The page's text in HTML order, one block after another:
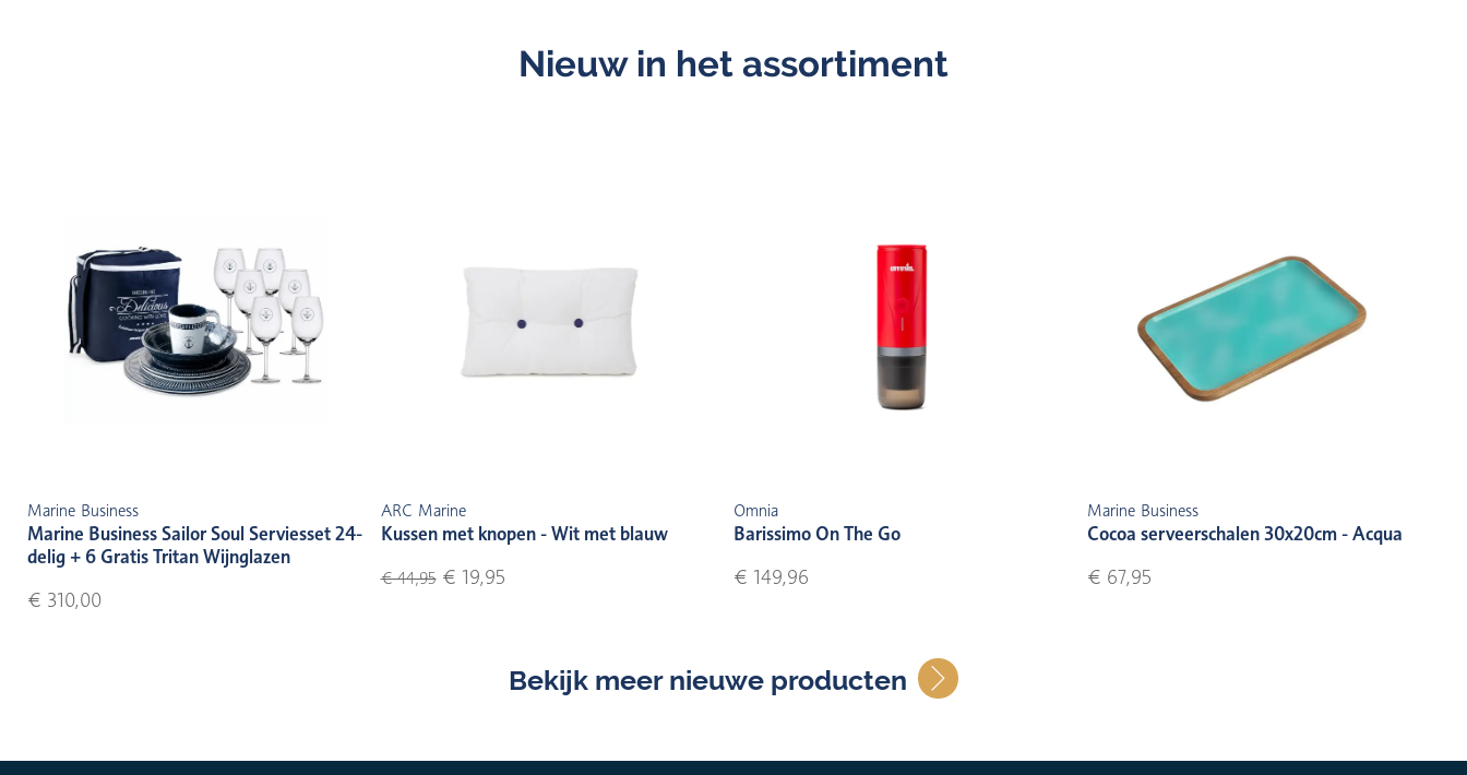
Nieuw in het assortiment
Marine Business
Marine Business Sailor Soul Serviesset 24-
delig + 6 Gratis Tritan Wijnglazen
€ 310,00
ARC Marine
Kussen met knopen - Wit met blauw
€ 44,95€ 19,95
Omnia
Barissimo On The Go
€ 149,96
Marine Business
Cocoa serveerschalen 30x20cm - Acqua
€ 67,95
Bekijk meer nieuwe producten